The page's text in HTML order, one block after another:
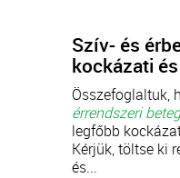
Szív- és
kockázati
Összefoglaltuk,
érrendszeri
legfőbb
Kérjük, töltse ki
és...